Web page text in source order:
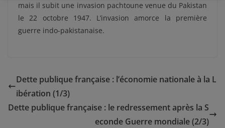
mais il subit une invasion pachtoune venue du Pakistan
le 22 octobre 1947. L’invasion amorce la première
guerre indo-pakistanaise.
Dette publique française : l’économie nationale à la L
ibération (1/3)
Dette publique française : le redressement après la S
econde Guerre mondiale (2/3)